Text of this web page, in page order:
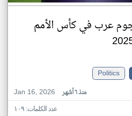
7 نجوم عرب في كأس الأمم
Politics
Jan 16, 2026
منذ ٦ أشهر
عدد الكلمات: ١٠٩